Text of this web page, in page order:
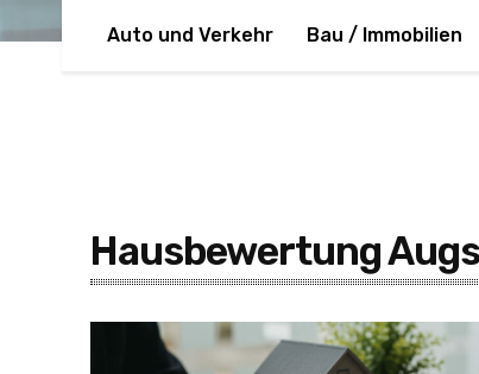
Auto und Verkehr Bau / Immobilien
Hausbewertung